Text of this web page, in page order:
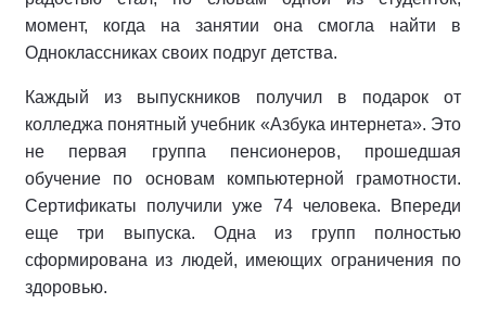
момент, когда на занятии она смогла найти в
Одноклассниках своих подруг детства.
Каждый из выпускников получил в подарок от
колледжа понятный учебник «Азбука интернета». Это
не первая группа пенсионеров, прошедшая
обучение по основам компьютерной грамотности.
Сертификаты получили уже 74 человека. Впереди
еще три выпуска. Одна из групп полностью
сформирована из людей, имеющих ограничения по
здоровью.